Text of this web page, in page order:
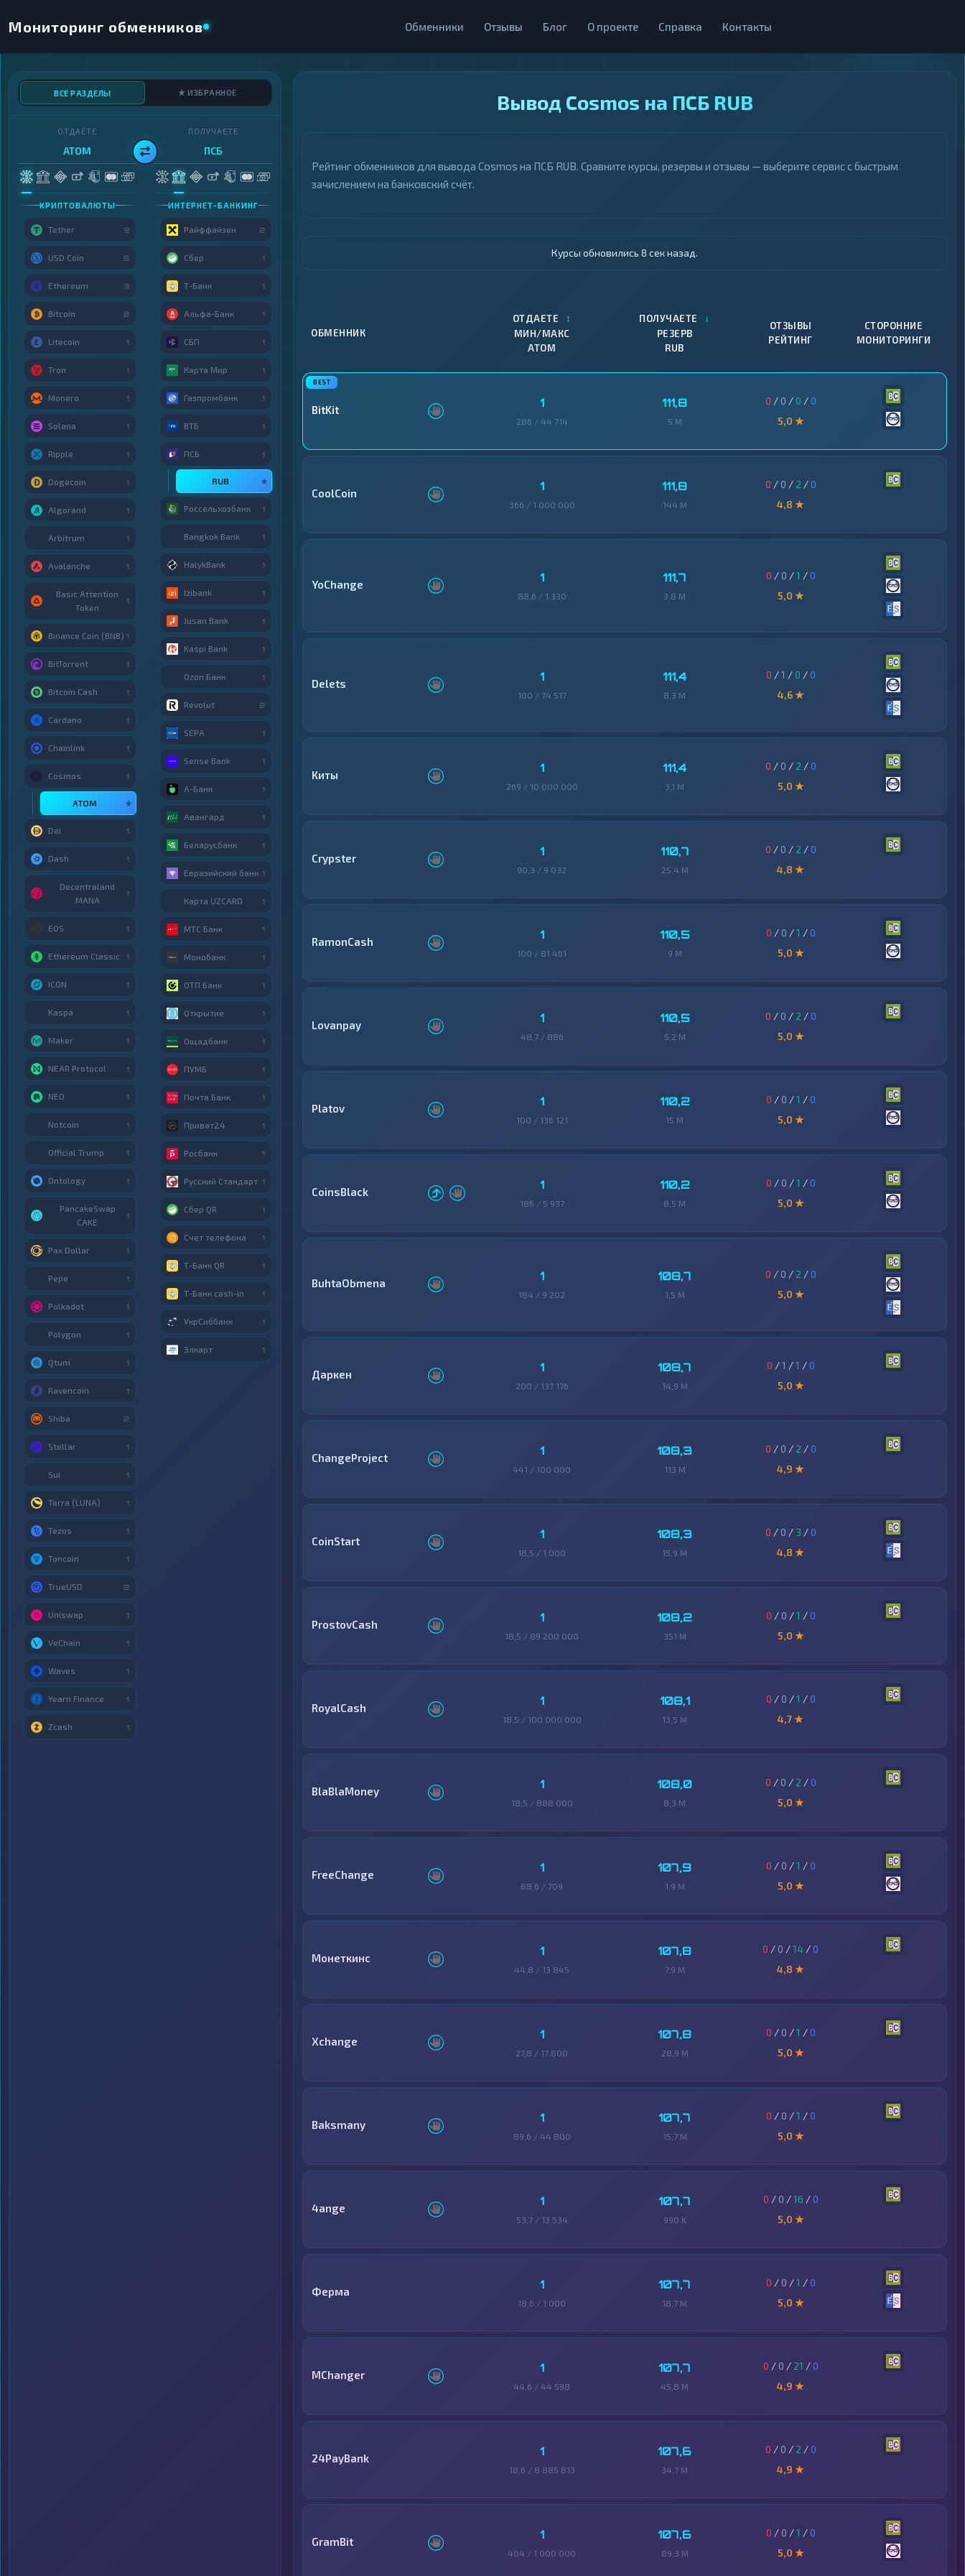
Мониторинг обменников Обменники Отзывы Блог О проекте Справка Контакты
Вывод Cosmos на ПСБ RUB
Рейтинг обменников для вывода Cosmos на ПСБ RUB. Сравните курсы, резервы и отзывы — выберите сервис с быстрым
зачислением на банковский счёт.
Курсы обновились 9 сек назад.
ОБМЕННИК
ОТДАЕТЕ ↕
МИН/МАКС
ATOM
ПОЛУЧАЕТЕ ↓
РЕЗЕРВ
RUB
ОТЗЫВЫ
РЕЙТИНГ
СТОРОННИЕ
МОНИТОРИНГИ
BitKit 1
286 / 44 714
111,8
5 M
0 / 0 / 0 /0
5,0 ★
CoolCoin 1
366 / 1 000 000
111,8
144 M
0 / 0 / 2 /0
4,8 ★
YoChange 1
88,6 / 1 330
111,7
3,8 M
0 / 0 /1 /0
5,0 ★
Delets 1
100 / 74 517
111,4
8,3 M
0 /1 / 0 /0
4,6 ★
Киты 1
269 / 10 000 000
111,4
3,1 M
0 / 0 / 2 /0
5,0 ★
Crypster 1
90,3 / 9 032
110,7
25,4 M
0 / 0 / 2 /0
4,8 ★
RamonCash 1
100 / 81 461
110,5
9 M
0 / 0 /1 /0
5,0 ★
Lovanpay 1
48,7 / 886
110,5
5,2 M
0 / 0 / 2 /0
5,0 ★
Platov 1
100 / 136 121
110,2
15 M
0 / 0 /1 /0
5,0 ★
CoinsBlack 1
186 / 5 937
110,2
8,5 M
0 / 0 /1 /0
5,0 ★
BuhtaObmena 1
184 / 9 202
108,7
1,5 M
0 / 0 / 2 /0
5,0 ★
Даркен 1
200 / 137 176
108,7
14,9 M
0 /1 /1 /0
5,0 ★
ChangeProject 1
441 / 100 000
108,3
113 M
0 / 0 / 2 /0
4,9 ★
CoinStart 1
18,5 / 1 000
108,3
15,9 M
0 / 0 / 3 /0
4,8 ★
ProstovCash 1
18,5 / 89 200 000
108,2
351 M
0 / 0 /1 /0
5,0 ★
RoyalCash 1
18,5 / 100 000 000
108,1
13,5 M
0 / 0 /1 /0
4,7 ★
BlaBlaMoney 1
18,5 / 888 000
108,0
8,3 M
0 / 0 / 2 /0
5,0 ★
FreeChange 1
88,6 / 709
107,9
1,9 M
0 / 0 /1 /0
5,0 ★
Монеткинс 1
44,8 / 13 845
107,8
7,9 M
0 / 0 /14 /0
4,8 ★
Xchange 1
27,8 / 17 800
107,8
28,9 M
0 / 0 /1 /0
5,0 ★
Baksmany 1
89,6 / 44 800
107,7
15,7 M
0 / 0 /1 /0
5,0 ★
4ange 1
53,7 / 13 534
107,7
990 K
0 / 0 /16 /0
5,0 ★
Ферма 1
18,6 / 1 000
107,7
18,7 M
0 / 0 /1 /0
5,0 ★
MChanger 1
44,6 / 44 598
107,7
45,8 M
0 / 0 / 21 /0
4,9 ★
24PayBank 1
18,6 / 8 885 813
107,6
34,7 M
0 / 0 / 2 /0
4,9 ★
GramBit 1
404 / 1 000 000
107,6
89,3 M
0 / 0 /1 /0
5,0 ★
ВСЕ РАЗДЕЛЫ ★ ИЗБРАННОЕ
ОТДАЁТЕ
ATOM
КРИПТОВАЛЮТЫ
Tether 9
USD Coin 5
Ethereum 3
Bitcoin 2
Litecoin 1
Tron 1
Monero 1
Solana 1
Ripple 1
Dogecoin 1
Algorand 1
Arbitrum 1
Avalanche 1
Basic Attention
Token
1
Binance Coin (BNB) 1
BitTorrent 1
Bitcoin Cash 1
Cardano 1
Chainlink 1
Cosmos 1
ATOM ★
Dai 1
Dash 1
Decentraland
MANA
1
EOS 1
Ethereum Classic 1
ICON 1
Kaspa 1
Maker 1
NEAR Protocol 1
NEO 1
Notcoin 1
Official Trump 1
Ontology 1
PancakeSwap
CAKE
1
Pax Dollar 1
Pepe 1
Polkadot 1
Polygon 1
Qtum 1
Ravencoin 1
Shiba 2
Stellar 1
Sui 1
Terra (LUNA) 1
Tezos 1
Toncoin 1
TrueUSD 2
Uniswap 1
VeChain 1
Waves 1
Yearn Finance 1
Zcash 1
ПОЛУЧАЕТЕ
ПСБ
ИНТЕРНЕТ-БАНКИНГ
Райффайзен 2
Сбер 1
Т-Банк 1
Альфа-Банк 1
СБП 1
Карта Мир 1
Газпромбанк 1
ВТБ 1
ПСБ 1
RUB ★
Россельхозбанк 1
Bangkok Bank 1
HalykBank 1
Izibank 1
Jusan Bank 1
Kaspi Bank 1
Ozon Банк 1
Revolut 2
SEPA 1
Sense Bank 1
А-Банк 1
Авангард 1
Беларусбанк 1
Евразийский банк 1
Карта UZCARD 1
МТС Банк 1
Монобанк 1
ОТП Банк 1
Открытие 1
Ощадбанк 1
ПУМБ 1
Почта Банк 1
Приват24 1
Росбанк 1
Русский Стандарт 1
Сбер QR 1
Счет телефона 1
Т-Банк QR 1
Т-Банк cash-in 1
УкрСиббанк 1
Элкарт 1